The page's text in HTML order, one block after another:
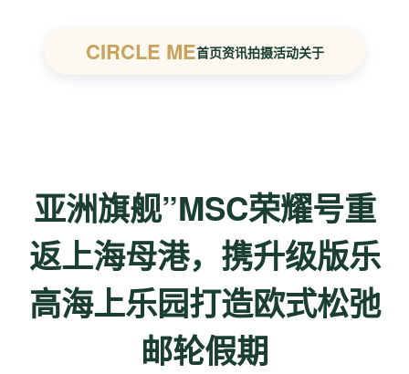
CIRCLE ME首页资讯拍摄活动关于
亚洲旗舰”MSC荣耀号重
返上海母港，携升级版乐
高海上乐园打造欧式松弛
邮轮假期